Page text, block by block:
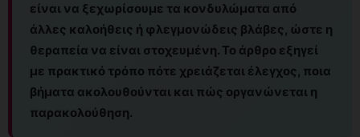
είναι να ξεχωρίσουμε τα κονδυλώματα από
άλλες καλοήθεις ή φλεγμονώδεις βλάβες, ώστε η
θεραπεία να είναι στοχευμένη. Το άρθρο εξηγεί
με πρακτικό τρόπο πότε χρειάζεται έλεγχος, ποια
βήματα ακολουθούνται και πώς οργανώνεται η
παρακολούθηση.